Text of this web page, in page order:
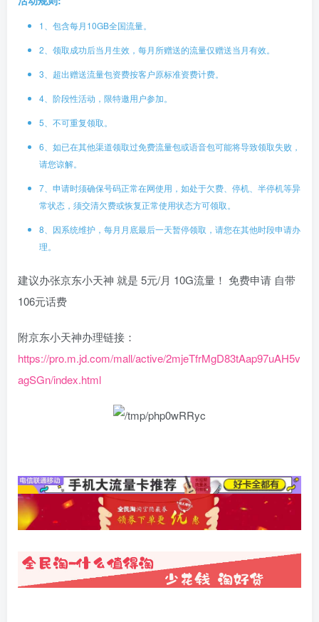
1、包含每月10GB全国流量。
2、领取成功后当月生效，每月所赠送的流量仅赠送当月有效。
3、超出赠送流量包资费按客户原标准资费计费。
4、阶段性活动，限特邀用户参加。
5、不可重复领取。
6、如已在其他渠道领取过免费流量包或语音包可能将导致领取失败，
请您谅解。
7、申请时须确保号码正常在网使用，如处于欠费、停机、半停机等异
常状态，须交清欠费或恢复正常使用状态方可领取。
8、因系统维护，每月月底最后一天暂停领取，请您在其他时段申请办
理。
建议办张京东小天神 就是 5元/月 10G流量！ 免费申请 自带
106元话费
附京东小天神办理链接：
https://pro.m.jd.com/mall/active/2mjeTfrMgD83tAap97uAH5v
agSGn/index.html